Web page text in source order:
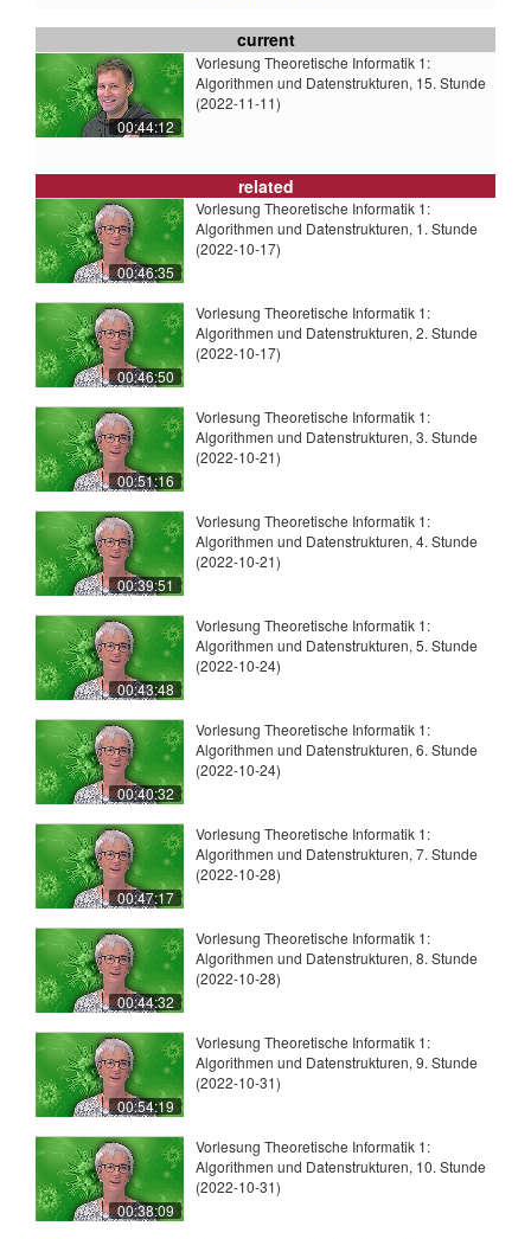
current
00:44:12
Vorlesung Theoretische Informatik 1:
Algorithmen und Datenstrukturen, 15. Stunde
(2022-11-11)
related
00:46:35
Vorlesung Theoretische Informatik 1:
Algorithmen und Datenstrukturen, 1. Stunde
(2022-10-17)
00:46:50
Vorlesung Theoretische Informatik 1:
Algorithmen und Datenstrukturen, 2. Stunde
(2022-10-17)
00:51:16
Vorlesung Theoretische Informatik 1:
Algorithmen und Datenstrukturen, 3. Stunde
(2022-10-21)
00:39:51
Vorlesung Theoretische Informatik 1:
Algorithmen und Datenstrukturen, 4. Stunde
(2022-10-21)
00:43:48
Vorlesung Theoretische Informatik 1:
Algorithmen und Datenstrukturen, 5. Stunde
(2022-10-24)
00:40:32
Vorlesung Theoretische Informatik 1:
Algorithmen und Datenstrukturen, 6. Stunde
(2022-10-24)
00:47:17
Vorlesung Theoretische Informatik 1:
Algorithmen und Datenstrukturen, 7. Stunde
(2022-10-28)
00:44:32
Vorlesung Theoretische Informatik 1:
Algorithmen und Datenstrukturen, 8. Stunde
(2022-10-28)
00:54:19
Vorlesung Theoretische Informatik 1:
Algorithmen und Datenstrukturen, 9. Stunde
(2022-10-31)
00:38:09
Vorlesung Theoretische Informatik 1:
Algorithmen und Datenstrukturen, 10. Stunde
(2022-10-31)